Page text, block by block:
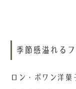
季節感溢れる
ロン・ポワン洋菓